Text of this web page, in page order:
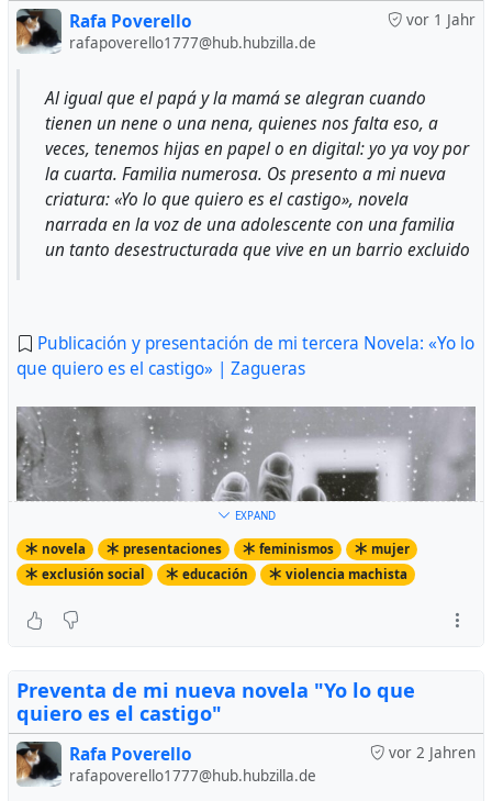
vor 1 Jahr
Rafa Poverello
rafapoverello1777@hub.hubzilla.de
Al igual que el papá y la mamá se alegran cuando
tienen un nene o una nena, quienes nos falta eso, a
veces, tenemos hijas en papel o en digital: yo ya voy por
la cuarta. Familia numerosa. Os presento a mi nueva
criatura: «Yo lo que quiero es el castigo», novela
narrada en la voz de una adolescente con una familia
un tanto desestructurada que vive en un barrio excluido
Publicación y presentación de mi tercera Novela: «Yo lo
que quiero es el castigo» | Zagueras
EXPAND
novela presentaciones feminismos
mujer
exclusión social
educación violencia machista
Preventa de mi nueva novela "Yo lo que
quiero es el castigo"
vor 2 Jahren
Rafa Poverello
rafapoverello1777@hub.hubzilla.de